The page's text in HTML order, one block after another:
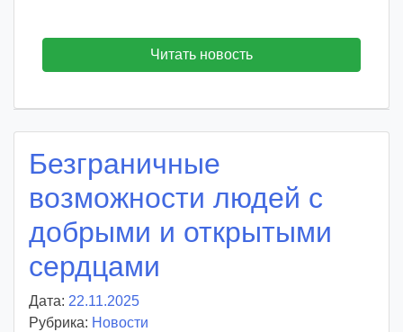
Читать новость
Безграничные
возможности людей с
добрыми и открытыми
сердцами
Дата: 22.11.2025
в
Рубрика: Новости